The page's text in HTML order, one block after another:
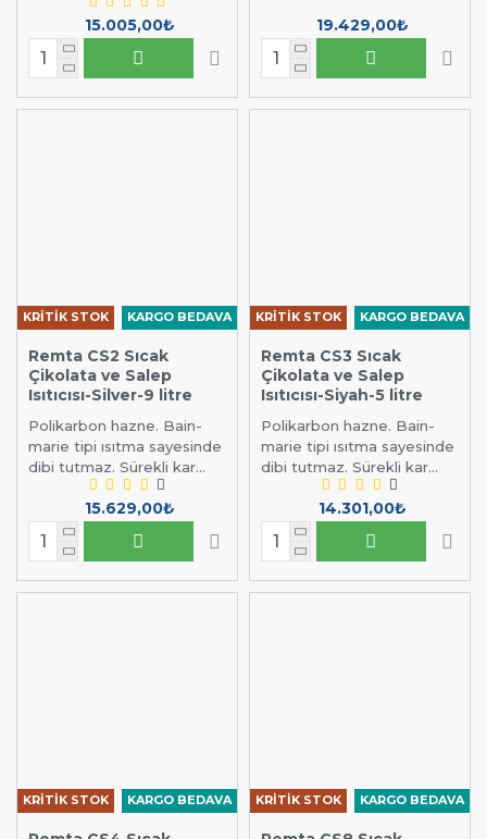
Sıcak Çikolata Makinesi
Fiyatları
Endüstriyel mutfak sektöründe lider olanSamixir, Remta,
edelim. Bize
0850 346 8646nolu telefon numaramızdan,
0555 887 77 66nolu whatsapp hattımızdan,
satis@eMutfak.com.tr adresinden veyaeMutfak iletişim
formumuzdan yazarak ulaşabilirsiniz.
15.005,00₺ 19.429,00₺
KARGO BEDAVA
KRİTİK STOK
Remta CS2 Sıcak
Çikolata ve Salep
Isıtıcısı-Silver-9 litre
Polikarbon hazne. Bain-
marie tipi ısıtma sayesinde
dibi tutmaz. Sürekli kar...
15.629,00₺
KARGO BEDAVA
KRİTİK STOK
Remta CS3 Sıcak
Çikolata ve Salep
Isıtıcısı-Siyah-5 litre
Polikarbon hazne. Bain-
marie tipi ısıtma sayesinde
dibi tutmaz. Sürekli kar...
14.301,00₺
KARGO BEDAVA
KRİTİK STOK KARGO BEDAVA
KRİTİK STOK